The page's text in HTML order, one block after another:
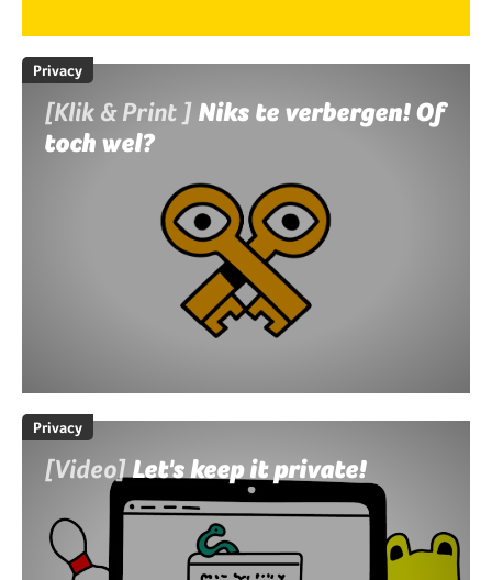
Privacy
[Klik & Print ] Niks te verbergen! Of
toch wel?
Privacy
[Video]Let's keep it private!